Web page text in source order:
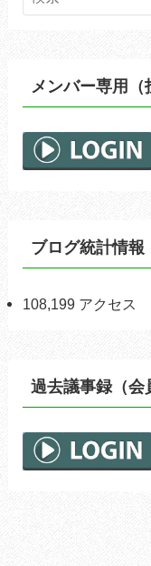
メンバー専用（
ブログ統計情報
108,199 アクセス
過去議事録（会